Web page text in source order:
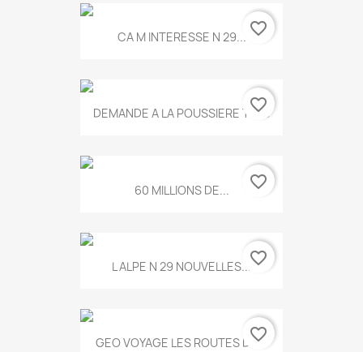
CA M INTERESSE N 29... favorite_border
DEMANDE A LA POUSSIERE T.778
favorite_border
60 MILLIONS DE... favorite_border
L ALPE N 29 NOUVELLES...favorite_border
GEO VOYAGE LES ROUTES DE...
favorite_border